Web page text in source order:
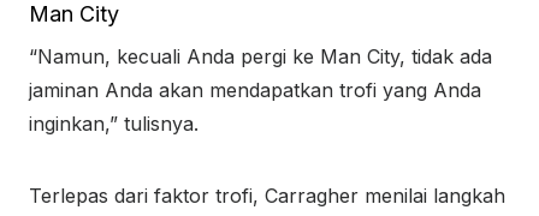
Man City
“Namun, kecuali Anda pergi ke Man City, tidak ada
jaminan Anda akan mendapatkan trofi yang Anda
inginkan,” tulisnya.
Terlepas dari faktor trofi, Carragher menilai langkah